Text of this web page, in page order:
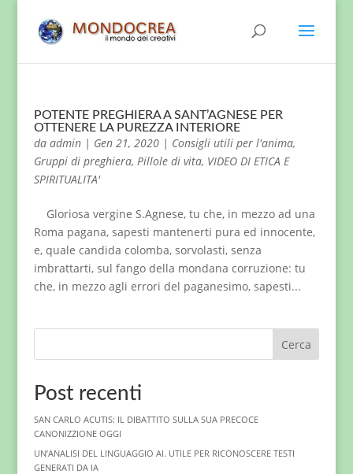
POTENTE PREGHIERA A SANT’AGNESE PER
OTTENERE LA PUREZZA INTERIORE
da admin| Gen 21, 2020| Consigli utili per l'anima,
Gruppi di preghiera, Pillole di vita, VIDEO DI ETICA E
SPIRITUALITA'
Gloriosa vergine S.Agnese, tu che, in mezzo ad una
Roma pagana, sapesti mantenerti pura ed innocente,
e, quale candida colomba, sorvolasti, senza
imbrattarti, sul fango della mondana corruzione: tu
che, in mezzo agli errori del paganesimo, sapesti...
Cerca
Post recenti
SAN CARLO ACUTIS: IL DIBATTITO SULLA SUA PRECOCE
CANONIZZIONE OGGI
UN’ANALISI DEL LINGUAGGIO AI. UTILE PER RICONOSCERE TESTI
GENERATI DA IA